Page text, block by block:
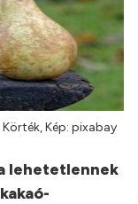
Körték, Kép: pixabay
lehetetlennek